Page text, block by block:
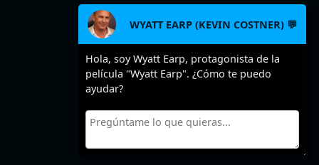
WYATT EARP (KEVIN COSTNER) 💬
Hola, soy Wyatt Earp, protagonista de la
película "Wyatt Earp". ¿Cómo te puedo
ayudar?